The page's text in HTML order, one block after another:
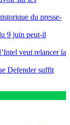
du presse-
9 juin peut-il
veut relancer la
Defender suffit